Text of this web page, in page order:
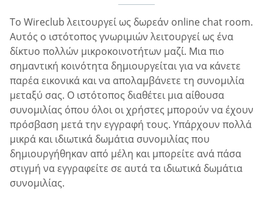
Το Wireclub λειτουργεί ως δωρεάν online chat room.
Αυτός ο ιστότοπος γνωριμιών λειτουργεί ως ένα
δίκτυο πολλών μικροκοινοτήτων μαζί. Μια πιο
σημαντική κοινότητα δημιουργείται για να κάνετε
παρέα εικονικά και να απολαμβάνετε τη συνομιλία
μεταξύ σας. Ο ιστότοπος διαθέτει μια αίθουσα
συνομιλίας όπου όλοι οι χρήστες μπορούν να έχουν
πρόσβαση μετά την εγγραφή τους. Υπάρχουν πολλά
μικρά και ιδιωτικά δωμάτια συνομιλίας που
δημιουργήθηκαν από μέλη και μπορείτε ανά πάσα
στιγμή να εγγραφείτε σε αυτά τα ιδιωτικά δωμάτια
συνομιλίας.